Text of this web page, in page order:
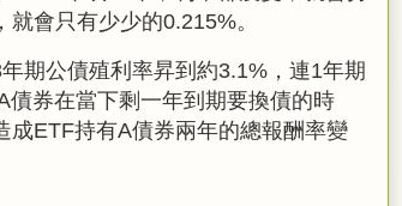
就會只有少少的0.215%。
年期公債殖利率昇到約3.1% ，連1年期
債券在當下剩一年到期要換債的時
成ETF持有A債券兩年的總報酬率變